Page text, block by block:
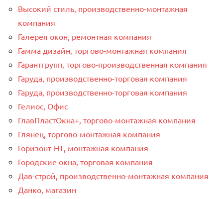
Высокий стиль, производственно-монтажная
компания
Галерея окон, ремонтная компания
Гамма дизайн, торгово-монтажная компания
Гарантгрупп, торгово-производственная компания
Гаруда, производственно-торговая компания
Гаруда, производственно-торговая компания
Гелиос, Офис
ГлавПластОкна+, торгово-монтажная компания
Глянец, торгово-монтажная компания
Горизонт-НТ, монтажная компания
Городские окна, торговая компания
Дав-строй, производственно-монтажная компания
Данко, магазин